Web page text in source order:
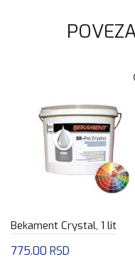
Bekament Crystal, 1 lit
775.00 RSD